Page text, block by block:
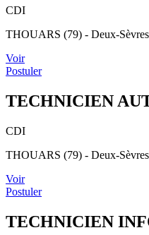
CDI
THOUARS (79) - Deux-Sèvres
Voir
Postuler
TECHNICIEN
CDI
THOUARS (79) - Deux-Sèvres
Voir
Postuler
TECHNICIEN